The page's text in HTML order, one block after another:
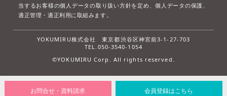
当するお客様の個人データの取り扱い方針を定め、個人データの保護、
適正管理・適正利用に取組みます。
YOKUMIRU株式会社
東京都渋谷区神宮前3-1-27-703
TEL.050-3540-1054
©YOKUMIRU Corp. All rights reserved.
お問合せ・資料請求 会員登録はこちら